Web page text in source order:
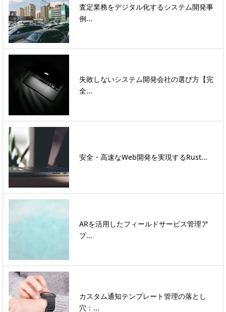
査定業務をデジタル化するシステム開発事
例...
失敗しないシステム開発会社の選び方【完
全...
安全・高速なWeb開発を実現するRust...
ARを活用したフィールドサービス管理ア
プ...
カスタム通知テンプレート管理の落とし
穴：...